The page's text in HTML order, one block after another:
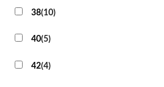
38(10)
40(5)
42(4)